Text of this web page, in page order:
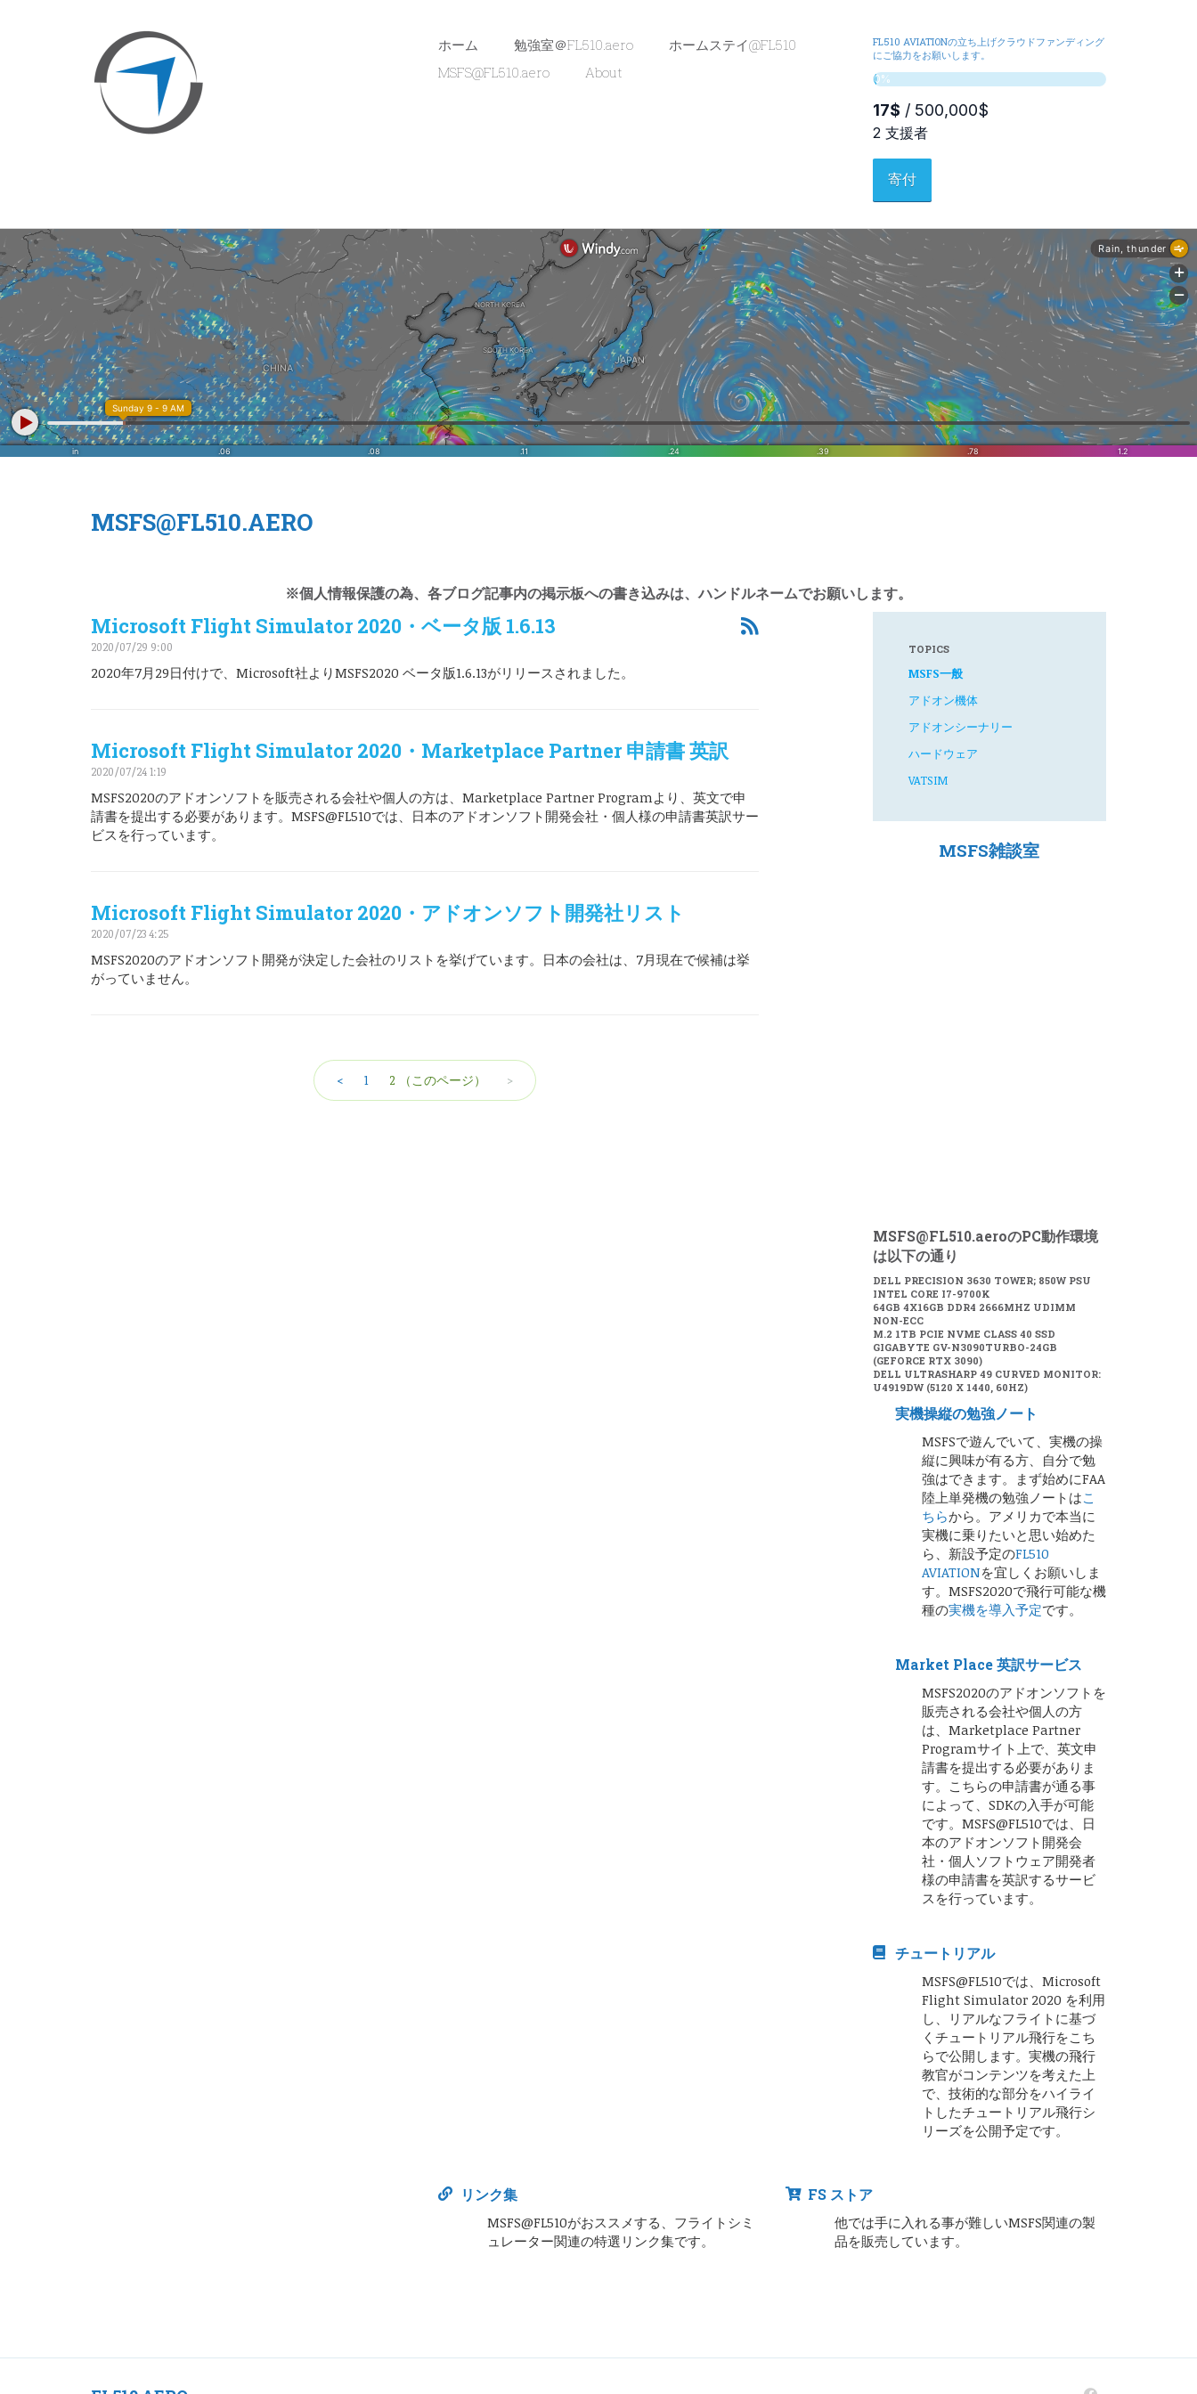
ホーム 勉強室＠FL510.aero
ホームステイ@FL510
MSFS@FL510.aero
About
FL510 AVIATIONの立ち上げクラウドファンディング
にご協力をお願いします。
寄付
MSFS@FL510.AERO
※個人情報保護の為、各ブログ記事内の掲示板への書き込みは、ハンドルネームでお願いします。
Microsoft Flight Simulator 2020・ベータ版 1.6.13
2020/07/29 9:00
2020年7月29日付けで、Microsoft社よりMSFS2020 ベータ版1.6.13がリリースされました。
Microsoft Flight Simulator 2020・Marketplace Partner 申請書 英訳
2020/07/24 1:19
MSFS2020のアドオンソフトを販売される会社や個人の方は、Marketplace Partner Programより、英文で申
請書を提出する必要があります。MSFS@FL510では、日本のアドオンソフト開発会社・個人様の申請書英訳サー
ビスを行っています。
Microsoft Flight Simulator 2020・アドオンソフト開発社リスト
2020/07/23 4:25
MSFS2020のアドオンソフト開発が決定した会社のリストを挙げています。日本の会社は、7月現在で候補は挙
がっていません。
< 1 2 （このページ） >
TOPICS
MSFS一般
アドオン機体
アドオンシーナリー
ハードウェア
VATSIM
MSFS雑談室
MSFS@FL510.aeroのPC動作環境
は以下の通り
DELL PRECISION 3630 TOWER; 850W PSU
INTEL CORE I7-9700K
64GB 4X16GB DDR4 2666MHZ UDIMM
NON-ECC
M.2 1TB PCIE NVME CLASS 40 SSD
GIGABYTE GV-N3090TURBO-24GB
(GEFORCE RTX 3090)
DELL ULTRASHARP 49 CURVED MONITOR:
U4919DW (5120 X 1440, 60HZ)
実機操縦の勉強ノート
MSFSで遊んでいて、実機の操
縦に興味が有る方、自分で勉
強はできます。まず始めにFAA
陸上単発機の勉強ノートはこ
ちらから。アメリカで本当に
実機に乗りたいと思い始めた
ら、新設予定のFL510
AVIATIONを宜しくお願いしま
す。MSFS2020で飛行可能な機
種の実機を導入予定です。
Market Place 英訳サービス
MSFS2020のアドオンソフトを
販売される会社や個人の方
は、Marketplace Partner
Programサイト上で、英文申
請書を提出する必要がありま
す。こちらの申請書が通る事
によって、SDKの入手が可能
です。MSFS@FL510では、日
本のアドオンソフト開発会
社・個人ソフトウェア開発者
様の申請書を英訳するサービ
スを行っています。
チュートリアル
MSFS@FL510では、Microsoft
Flight Simulator 2020 を利用
し、リアルなフライトに基づ
くチュートリアル飛行をこち
らで公開します。実機の飛行
教官がコンテンツを考えた上
で、技術的な部分をハイライ
トしたチュートリアル飛行シ
リーズを公開予定です。
リンク集
MSFS@FL510がおススメする、フライトシミ
ュレーター関連の特選リンク集です。
FS ストア
他では手に入れる事が難しいMSFS関連の製
品を販売しています。